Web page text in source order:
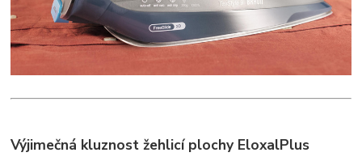
Výjimečná kluznost žehlicí plochy EloxalPlus